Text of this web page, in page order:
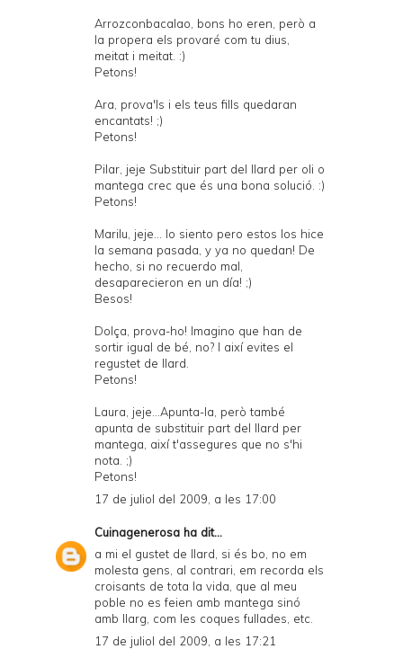
Arrozconbacalao, bons ho eren, però a
la propera els provaré com tu dius,
meitat i meitat. :)
Petons!
Ara, prova'ls i els teus fills quedaran
encantats! ;)
Petons!
Pilar, jeje Substituir part del llard per oli o
mantega crec que és una bona solució. :)
Petons!
Marilu, jeje... lo siento pero estos los hice
la semana pasada, y ya no quedan! De
hecho, si no recuerdo mal,
desaparecieron en un día! ;)
Besos!
Dolça, prova-ho! Imagino que han de
sortir igual de bé, no? I així evites el
regustet de llard.
Petons!
Laura, jeje...Apunta-la, però també
apunta de substituir part del llard per
mantega, així t'assegures que no s'hi
nota. ;)
Petons!
17 de juliol del 2009, a les 17:00
Cuinagenerosa ha dit...
a mi el gustet de llard, si és bo, no em
molesta gens, al contrari, em recorda els
croisants de tota la vida, que al meu
poble no es feien amb mantega sinó
amb llarg, com les coques fullades, etc.
17 de juliol del 2009, a les 17:21